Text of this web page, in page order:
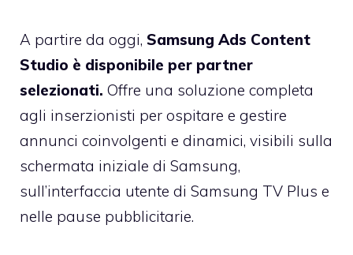
A partire da oggi, Samsung Ads Content
Studio è disponibile per partner
selezionati. Offre una soluzione completa
agli inserzionisti per ospitare e gestire
annunci coinvolgenti e dinamici, visibili sulla
schermata iniziale di Samsung,
sull’interfaccia utente di Samsung TV Plus e
nelle pause pubblicitarie.